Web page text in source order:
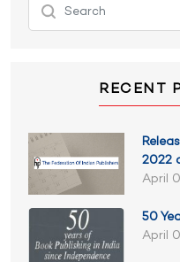
RECENT
2022
April
50
April